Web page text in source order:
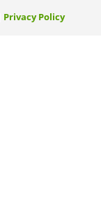
Privacy Policy